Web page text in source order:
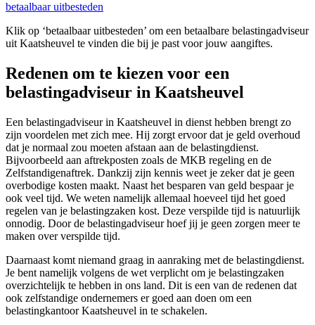
betaalbaar uitbesteden
Klik op ‘betaalbaar uitbesteden’ om een betaalbare belastingadviseur
uit Kaatsheuvel te vinden die bij je past voor jouw aangiftes.
Redenen om te kiezen voor een
belastingadviseur in Kaatsheuvel
Een belastingadviseur in Kaatsheuvel in dienst hebben brengt zo
zijn voordelen met zich mee. Hij zorgt ervoor dat je geld overhoud
dat je normaal zou moeten afstaan aan de belastingdienst.
Bijvoorbeeld aan aftrekposten zoals de MKB regeling en de
Zelfstandigenaftrek. Dankzij zijn kennis weet je zeker dat je geen
overbodige kosten maakt. Naast het besparen van geld bespaar je
ook veel tijd. We weten namelijk allemaal hoeveel tijd het goed
regelen van je belastingzaken kost. Deze verspilde tijd is natuurlijk
onnodig. Door de belastingadviseur hoef jij je geen zorgen meer te
maken over verspilde tijd.
Daarnaast komt niemand graag in aanraking met de belastingdienst.
Je bent namelijk volgens de wet verplicht om je belastingzaken
overzichtelijk te hebben in ons land. Dit is een van de redenen dat
ook zelfstandige ondernemers er goed aan doen om een
belastingkantoor Kaatsheuvel in te schakelen.